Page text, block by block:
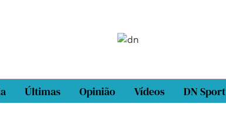
Últimas Opinião Vídeos DN Sport